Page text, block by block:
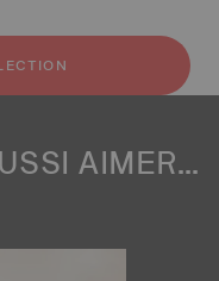
AIMER...